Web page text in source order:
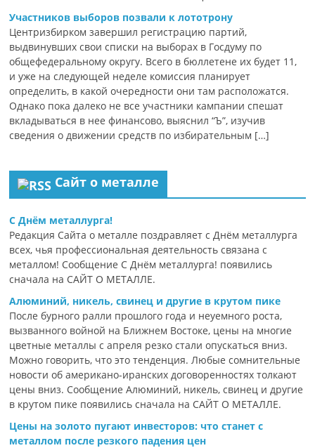
Участников выборов позвали к лототрону
Центризбирком завершил регистрацию партий,
выдвинувших свои списки на выборах в Госдуму по
общефедеральному округу. Всего в бюллетене их будет 11,
и уже на следующей неделе комиссия планирует
определить, в какой очередности они там расположатся.
Однако пока далеко не все участники кампании спешат
вкладываться в нее финансово, выяснил “Ъ”, изучив
сведения о движении средств по избирательным […]
Сайт о металле
С Днём металлурга!
Редакция Сайта о металле поздравляет с Днём металлурга
всех, чья профессиональная деятельность связана с
металлом! Сообщение С Днём металлурга! появились
сначала на САЙТ О МЕТАЛЛЕ.
Алюминий, никель, свинец и другие в крутом пике
После бурного ралли прошлого года и неуемного роста,
вызванного войной на Ближнем Востоке, цены на многие
цветные металлы с апреля резко стали опускаться вниз.
Можно говорить, что это тенденция. Любые сомнительные
новости об американо-иранских договоренностях толкают
цены вниз. Сообщение Алюминий, никель, свинец и другие
в крутом пике появились сначала на САЙТ О МЕТАЛЛЕ.
Цены на золото пугают инвесторов: что станет с
металлом после резкого падения цен